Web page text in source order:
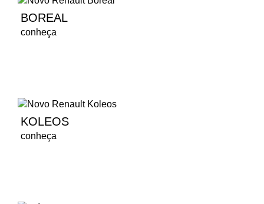
BOREAL
conheça
KOLEOS
conheça